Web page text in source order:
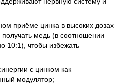
приёме цинка в высоких дозах
медь (в соотношении
10:1), чтобы избежать
с цинком как
модулятор;